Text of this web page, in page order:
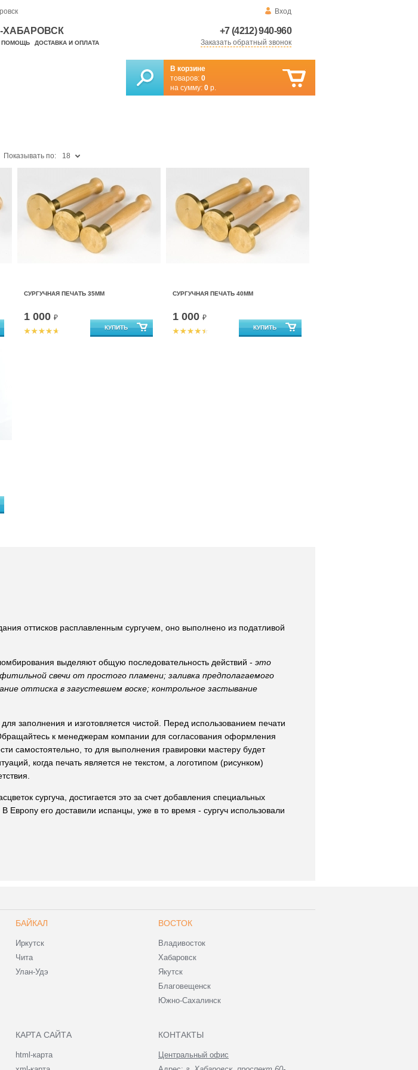
Вход
+7 (4212) 940-960
Заказать обратный звонок
ПОМОЩЬ ДОСТАВКА И ОПЛАТА
В корзине
товаров: 0
на сумму: 0 р.
Показывать по: 18
СУРГУЧНАЯ ПЕЧАТЬ 35ММ
1 000 ₽
СУРГУЧНАЯ ПЕЧАТЬ 40ММ
1 000 ₽
оттисков расплавленным сургучем, оно выполнено из податливой
выделяют общую последовательность действий - это
свечи от простого пламени; заливка предполагаемого
оттиска в загустевшем воске; контрольное застывание
заполнения и изготовляется чистой. Перед использованием печати
к менеджерам компании для согласования оформления
самостоятельно, то для выполнения гравировки мастеру будет
когда печать является не текстом, а логотипом (рисунком)
сургуча, достигается это за счет добавления специальных
Европу его доставили испанцы, уже в то время - сургуч использовали
БАЙКАЛ
Иркутск
Чита
Улан-Удэ
ВОСТОК
Владивосток
Хабаровск
Якутск
Благовещенск
Южно-Сахалинск
КАРТА САЙТА
html-карта
КОНТАКТЫ
Центральный офис